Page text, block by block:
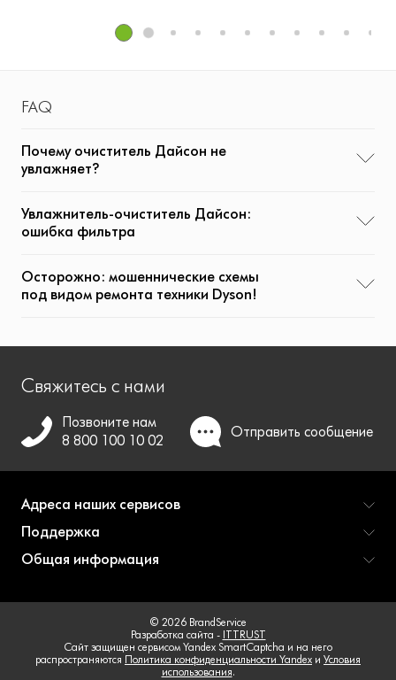
FAQ
Почему очиститель Дайсон не
увлажняет?
Увлажнитель-очиститель Дайсон:
ошибка фильтра
Осторожно: мошеннические схемы
под видом ремонта техники Dyson!
Свяжитесь с нами
Позвоните нам
8 800 100 10 02
Отправить сообщение
Адреса наших сервисов
Поддержка
Общая информация
© 2026 BrandService
Разработка сайта - ITTRUST
Сайт защищен сервисом Yandex SmartCaptcha и на него
распространяются Политика конфиденциальности Yandex и Условия
использования.